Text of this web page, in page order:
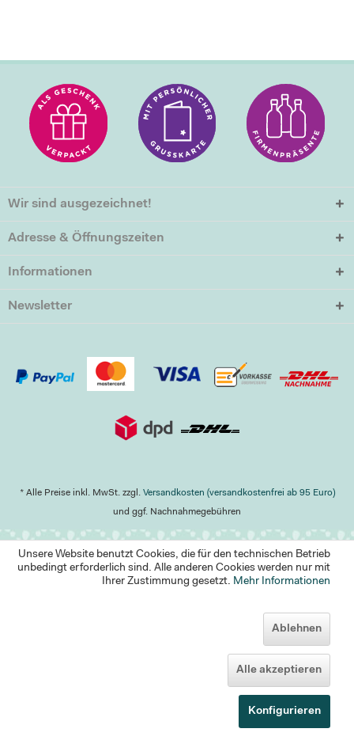
Wir sind ausgezeichnet!
Adresse & Öffnungszeiten
Informationen
Newsletter
* Alle Preise inkl. MwSt. zzgl. Versandkosten (versandkostenfrei ab 95 Euro)
und ggf. Nachnahmegebühren
Unsere Website benutzt Cookies, die für den technischen Betrieb
unbedingt erforderlich sind. Alle anderen Cookies werden nur mit
Ihrer Zustimmung gesetzt. Mehr Informationen
Ablehnen
Alle akzeptieren
Konfigurieren